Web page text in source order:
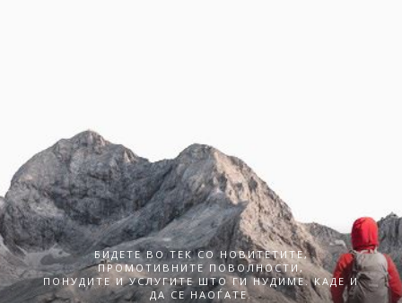
БИДЕТЕ ВО ТЕК СО НОВИТЕТИТЕ,
ПРОМОТИВНИТЕ ПОВОЛНОСТИ,
ПОНУДИТЕ И УСЛУГИТЕ ШТО ГИ НУДИМЕ. КАДЕ И
ДА СЕ НАОЃАТЕ.